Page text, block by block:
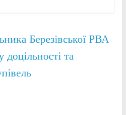
Березівської РВА
та